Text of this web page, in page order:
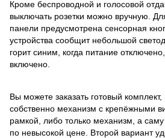
Кроме беспроводной и голосовой
выключать розетки можно вручную.
панели предусмотрена сенсорная
устройства сообщит небольшой
горит синим, когда питание
включено.
Вы можете заказать готовый
собственно механизм с крепёжными
рамкой, либо только механизм, а саму
по невысокой цене. Второй вариант